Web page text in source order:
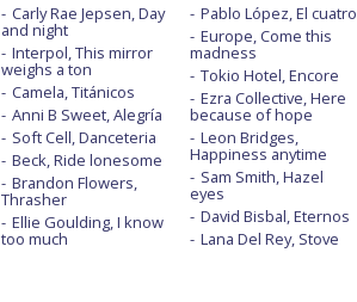
Carly Rae Jepsen, Day
and night
Interpol, This mirror
weighs a ton
Camela, Titánicos
Anni B Sweet, Alegría
Soft Cell, Danceteria
Beck, Ride lonesome
Brandon Flowers,
Thrasher
Ellie Goulding, I know
too much
Pablo López, El cuatro
Europe, Come this
madness
Tokio Hotel, Encore
Ezra Collective, Here
because of hope
Leon Bridges,
Happiness anytime
Sam Smith, Hazel
eyes
David Bisbal, Eternos
Lana Del Rey, Stove